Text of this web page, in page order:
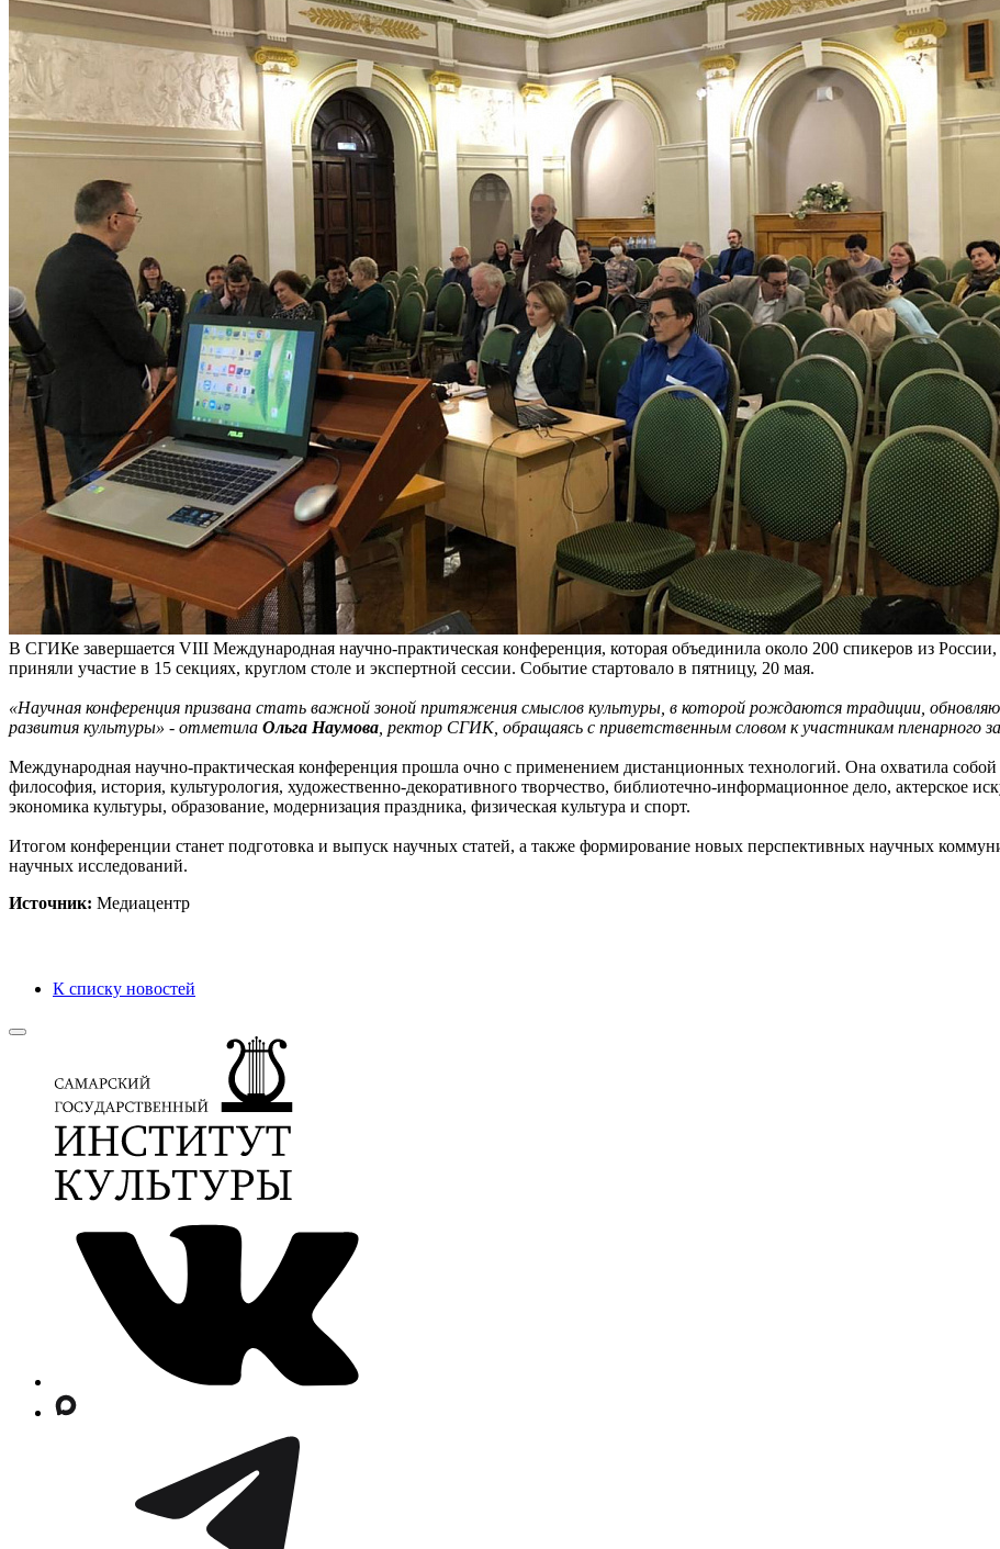
В СГИКе завершается VIII Международная научно-практическая конференция, которая объединила около 200 спикеров из
приняли участие в 15 секциях, круглом столе и экспертной сессии. Событие стартовало в пятницу, 20 мая.
«Научная конференция призвана стать важной зоной притяжения смыслов культуры, в которой рождаются традиции,
развития культуры» - отметила Ольга Наумова , ректор СГИК, обращаясь с приветственным словом к участникам пленарного
Международная научно-практическая конференция прошла очно с применением дистанционных технологий. Она охватила собой
философия, история, культурология, художественно-декоративного творчество, библиотечно-информационное дело, актерское
экономика культуры, образование, модернизация праздника, физическая культура и спорт.
Итогом конференции станет подготовка и выпуск научных статей, а также формирование новых перспективных научных
научных исследований.
Источник: Медиацентр
К списку новостей